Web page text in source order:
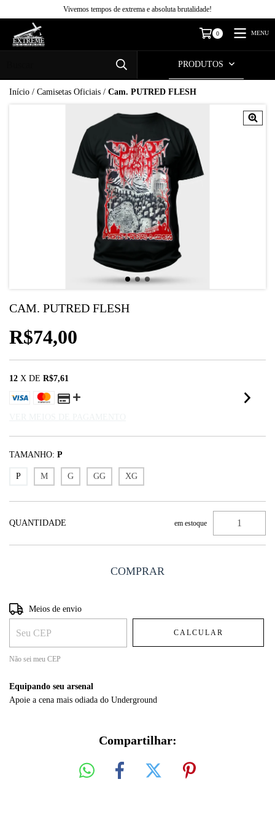
Vivemos tempos de extrema e absoluta brutalidade!
0 MENU
PRODUTOS
Início / Camisetas Oficiais / Cam. PUTRED FLESH
CAM. PUTRED FLESH
R$74,00
12 X DE R$7,61
TAMANHO: P
P M G GG XG
QUANTIDADE em estoque
Entregas para o CEP:
Meios de envio
CALCULAR
Não sei meu CEP
Equipando seu arsenal
Apoie a cena mais odiada do Underground
Compartilhar: